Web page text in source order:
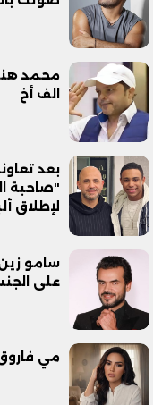
محمد
الف أخ
بعد
"صاحبة
لإطلاق
سامو
على
مي